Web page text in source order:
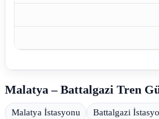
Malatya – Battalgazi Tren
Malatya İstasyonu Battalgazi